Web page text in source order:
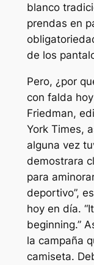
blanco
prendas en
de los
Pero, ¿por
con falda
Friedman,
York Times,
alguna vez
demostrara
para
deportivo”,
hoy en día.
beginning.”
la campaña
camiseta.